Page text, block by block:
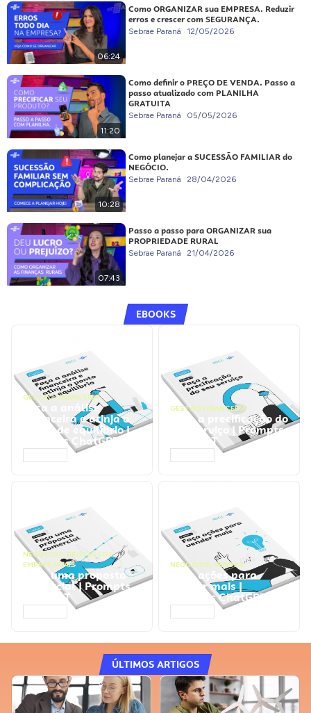
06:24
Como ORGANIZAR sua EMPRESA. Reduzir
erros e crescer com SEGURANÇA.
Sebrae Paraná 12/05/2026
11:20
Como definir o PREÇO DE VENDA. Passo a
passo atualizado com PLANILHA
GRATUITA
Sebrae Paraná 05/05/2026
10:28
Como planejar a SUCESSÃO FAMILIAR do
NEGÓCIO.
Sebrae Paraná 28/04/2026
07:43
Passo a passo para ORGANIZAR sua
PROPRIEDADE RURAL
Sebrae Paraná 21/04/2026
EBOOKS
GESTÃO FINANCEIRA
Faça a análise
financeira e atinja o
ponto de equilíbrio |
Prompts ChatGPT
GESTÃO FINANCEIRA
Faça a precificação do
seu serviço | Prompts
ChatGPT
NEGÓCIOS, PROCESSOS
EMPRESARIAIS
Faça uma proposta
comercial | Prompts
ChatGPT
NEGÓCIOS, VENDAS
Faça ações para
vender mais |
Prompts ChatGPT
ÚLTIMOS ARTIGOS